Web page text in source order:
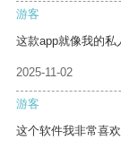
游客
这款app就像我的私
2025-11-02
游客
这个软件我非常喜欢